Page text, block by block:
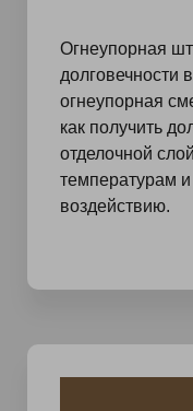
Огнеупорная
долговечности
огнеупорная
как получить
отделочной
температурам
воздействию.